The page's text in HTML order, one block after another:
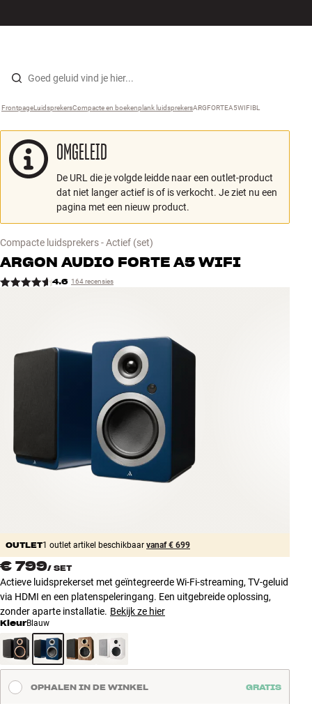
Skip to content
Luidsprekers
Koptelefoons
Surround
Tv
Systeem
Kabels
INSPIRATIE
AANBIEDINGEN
Klantenservice
Bouw met geluid
Frontpage ›
Luidsprekers ›
Compacte en boekenplank luidsprekers ›
ARGFORTEA5WIFIBL
OMGELEID
De URL die je volgde leidde naar een outlet-product
dat niet langer actief is of is verkocht. Je ziet nu een
pagina met een nieuw product.
Compacte luidsprekers - Actief (set)
ARGON AUDIO FORTE A5 WIFI
4.6 164 recensies
OUTLET1 outlet artikel beschikbaar vanaf € 699
€ 799/ SET
Actieve luidsprekerset met geïntegreerde Wi-Fi-streaming, TV-geluid
via HDMI en een platenspeleringang. Een uitgebreide oplossing,
zonder aparte installatie. Bekijk ze hier
KleurBlauw
OPHALEN IN DE WINKEL GRATIS